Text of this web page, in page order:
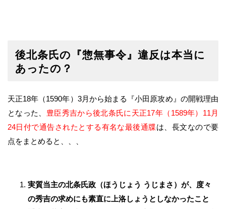
後北条氏の『惣無事令』違反は本当に
あったの？
天正18年（1590年）3月から始まる『小田原攻め』の開戦理由
となった、 豊臣秀吉から後北条氏に天正17年（1589年）11月
24日付で通告されたとする有名な最後通牒は、長文なので要
点をまとめると、、、
実質当主の北条氏政（ほうじょう うじまさ）が、度々
の秀吉の求めにも素直に上洛しょうとしなかったこと